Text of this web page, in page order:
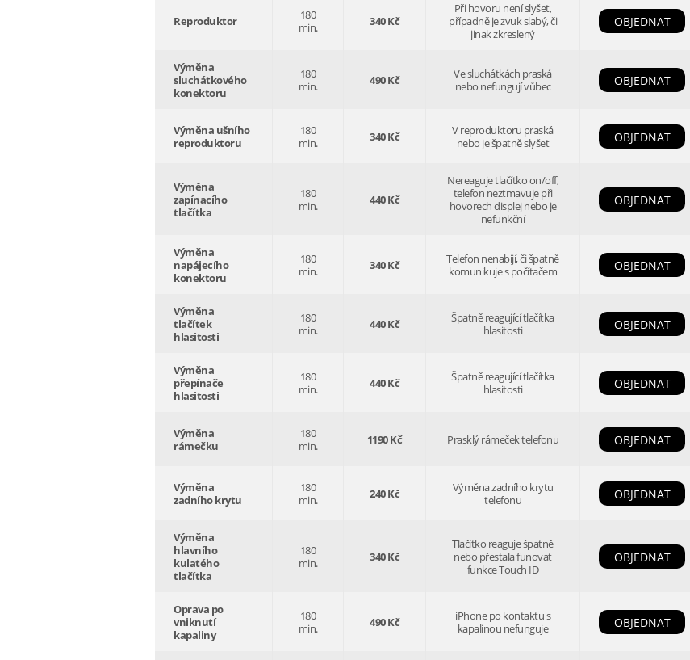
Reproduktor
180
min.
340 Kč
Při hovoru není slyšet,
případně je zvuk slabý, či
jinak zkreslený
OBJEDNAT
Výměna
sluchátkového
konektoru
180
min.
490 Kč
Ve sluchátkách praská
nebo nefungují vůbec
OBJEDNAT
Výměna ušního
reproduktoru
180
min.
340 Kč
V reproduktoru praská
nebo je špatně slyšet
OBJEDNAT
Výměna
zapínacího
tlačítka
180
min.
440 Kč
Nereaguje tlačítko on/off,
telefon neztmavuje při
hovorech displej nebo je
nefunkční
OBJEDNAT
Výměna
napájecího
konektoru
180
min.
340 Kč
Telefon nenabijí, či špatně
komunikuje s počítačem
OBJEDNAT
Výměna
tlačítek
hlasitosti
180
min.
440 Kč
Špatně reagující tlačítka
hlasitosti
OBJEDNAT
Výměna
přepínače
hlasitosti
180
min.
440 Kč
Špatně reagující tlačítka
hlasitosti
OBJEDNAT
Výměna
rámečku
180
min.
1190 Kč Prasklý rámeček telefonu OBJEDNAT
Výměna
zadního krytu
180
min.
240 Kč
Výměna zadního krytu
telefonu
OBJEDNAT
Výměna
hlavního
kulatého
tlačítka
180
min.
340 Kč
Tlačítko reaguje špatně
nebo přestala funovat
funkce Touch ID
OBJEDNAT
Oprava po
vniknutí
kapaliny
180
min.
490 Kč
iPhone po kontaktu s
kapalinou nefunguje
OBJEDNAT